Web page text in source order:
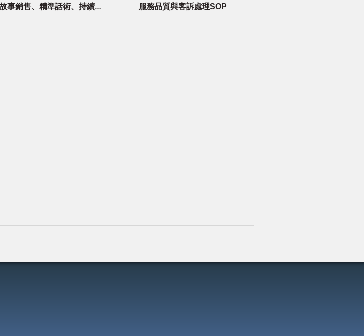
事銷售、精準話術、持續成交
服務品質與客訴處理SOP